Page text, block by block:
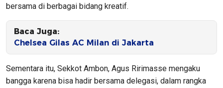
bersama di berbagai bidang kreatif.
Baca Juga:
Chelsea Gilas AC Milan di Jakarta
Sementara itu, Sekkot Ambon, Agus Ririmasse mengaku
bangga karena bisa hadir bersama delegasi, dalam rangka